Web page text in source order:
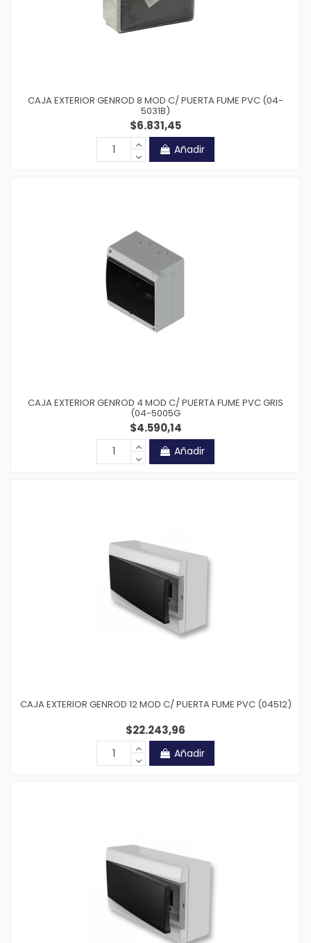
CAJA EXTERIOR GENROD 8 MOD C/ PUERTA FUME PVC (04-
5031B)
$6.831,45
Añadir
CAJA EXTERIOR GENROD 4 MOD C/ PUERTA FUME PVC GRIS
(04-5005G
$4.590,14
Añadir
CAJA EXTERIOR GENROD 12 MOD C/ PUERTA FUME PVC (04512)
$22.243,96
Añadir